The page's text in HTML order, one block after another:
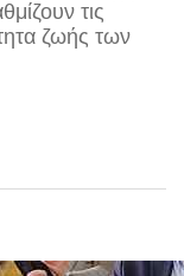
τις
ζωής των